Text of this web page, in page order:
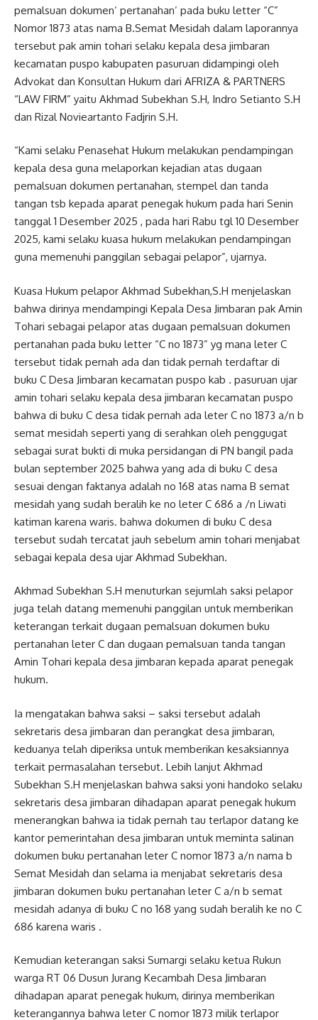
pemalsuan dokumen’ pertanahan’ pada buku letter “C”
Nomor 1873 atas nama B.Semat Mesidah dalam laporannya
tersebut pak amin tohari selaku kepala desa jimbaran
kecamatan puspo kabupaten pasuruan didampingi oleh
Advokat dan Konsultan Hukum dari AFRIZA & PARTNERS
“LAW FIRM” yaitu Akhmad Subekhan S.H, Indro Setianto S.H
dan Rizal Novieartanto Fadjrin S.H.
“Kami selaku Penasehat Hukum melakukan pendampingan
kepala desa guna melaporkan kejadian atas dugaan
pemalsuan dokumen pertanahan, stempel dan tanda
tangan tsb kepada aparat penegak hukum pada hari Senin
tanggal 1 Desember 2025 , pada hari Rabu tgl 10 Desember
2025, kami selaku kuasa hukum melakukan pendampingan
guna memenuhi panggilan sebagai pelapor”, ujarnya.
Kuasa Hukum pelapor Akhmad Subekhan,S.H menjelaskan
bahwa dirinya mendampingi Kepala Desa Jimbaran pak Amin
Tohari sebagai pelapor atas dugaan pemalsuan dokumen
pertanahan pada buku letter “C no 1873” yg mana leter C
tersebut tidak pernah ada dan tidak pernah terdaftar di
buku C Desa Jimbaran kecamatan puspo kab . pasuruan ujar
amin tohari selaku kepala desa jimbaran kecamatan puspo
bahwa di buku C desa tidak pernah ada leter C no 1873 a/n b
semat mesidah seperti yang di serahkan oleh penggugat
sebagai surat bukti di muka persidangan di PN bangil pada
bulan september 2025 bahwa yang ada di buku C desa
sesuai dengan faktanya adalah no 168 atas nama B semat
mesidah yang sudah beralih ke no leter C 686 a /n Liwati
katiman karena waris. bahwa dokumen di buku C desa
tersebut sudah tercatat jauh sebelum amin tohari menjabat
sebagai kepala desa ujar Akhmad Subekhan.
Akhmad Subekhan S.H menuturkan sejumlah saksi pelapor
juga telah datang memenuhi panggilan untuk memberikan
keterangan terkait dugaan pemalsuan dokumen buku
pertanahan leter C dan dugaan pemalsuan tanda tangan
Amin Tohari kepala desa jimbaran kepada aparat penegak
hukum.
Ia mengatakan bahwa saksi – saksi tersebut adalah
sekretaris desa jimbaran dan perangkat desa jimbaran,
keduanya telah diperiksa untuk memberikan kesaksiannya
terkait permasalahan tersebut. Lebih lanjut Akhmad
Subekhan S.H menjelaskan bahwa saksi yoni handoko selaku
sekretaris desa jimbaran dihadapan aparat penegak hukum
menerangkan bahwa ia tidak pernah tau terlapor datang ke
kantor pemerintahan desa jimbaran untuk meminta salinan
dokumen buku pertanahan leter C nomor 1873 a/n nama b
Semat Mesidah dan selama ia menjabat sekretaris desa
jimbaran dokumen buku pertanahan leter C a/n b semat
mesidah adanya di buku C no 168 yang sudah beralih ke no C
686 karena waris .
Kemudian keterangan saksi Sumargi selaku ketua Rukun
warga RT 06 Dusun Jurang Kecambah Desa Jimbaran
dihadapan aparat penegak hukum, dirinya memberikan
keterangannya bahwa leter C nomor 1873 milik terlapor